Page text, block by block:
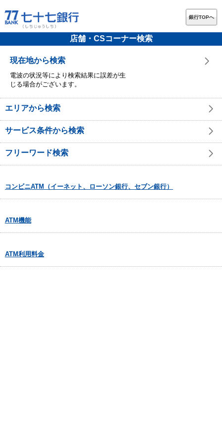
銀行TOPへ
店舗・CSコーナー検索
現在地から検索
電波の状況等により検索結果に誤差が生
じる場合がございます。
エリアから検索
サービス条件から検索
フリーワード検索
コンビニATM（イーネット、ローソン銀行、セブン銀行）
ATM機能
ATM利用料金